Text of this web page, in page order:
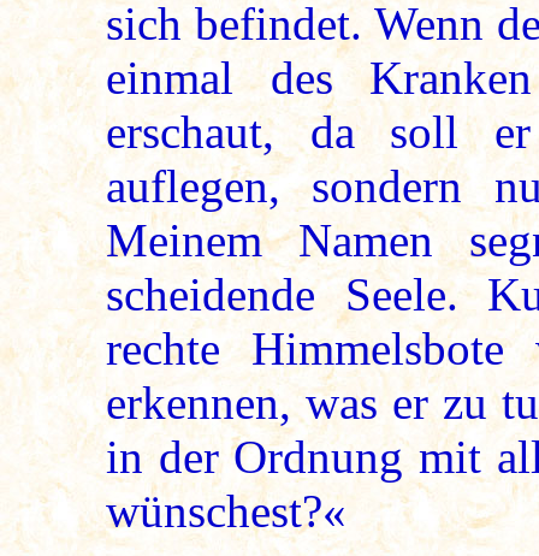
sich befindet. Wenn
einmal des
erschaut, da soll
auflegen, sondern
Meinem Namen
scheidende Seele.
rechte
erkennen, was er zu
in der Ordnung mit
wünschest?«